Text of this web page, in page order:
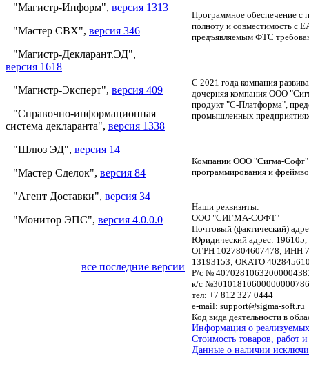
"Магистр-Информ", версия 1313
"Мастер СВХ", версия 346
"Магистр-Декларант.ЭД",
версия 1618
"Магистр-Эксперт", версия 409
"Справочно-информационная
система декларанта", версия 1338
"Шлюз ЭД", версия 14
"Мастер Сделок", версия 84
"Агент Доставки", версия 34
"Монитор ЭПС", версия 4.0.0.0
все последние версии
Программное обеспечение с
полноту и совместимость с
предъявляемым ФТС
C 2021 года компания
дочерняя компания ООО
продукт "С-Платформа",
промышленных
Компании ООО "Сигма-Софт"
программирования и
Наши реквизиты:
ООО "СИГМА-СОФТ"
Почтовый (фактический)
Юридический адрес: 196105,
ОГРН 1027804607478; ИНН
13193153; ОКАТО
Р/с №
к/с
тел: +7 812 327 0444
e-mail: support@sigma-soft.ru
Код вида деятельности в
Информация о
Стоимость товаров, работ и
Данные о наличии